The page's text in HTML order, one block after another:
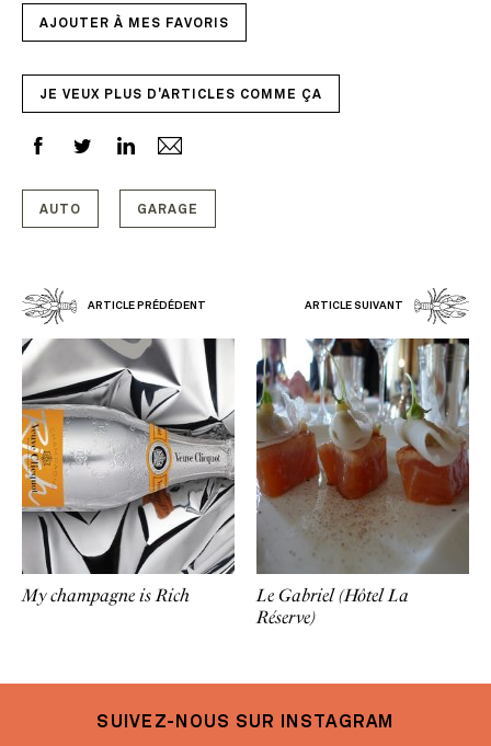
AJOUTER À MES FAVORIS
JE VEUX PLUS D'ARTICLES COMME ÇA
AUTO GARAGE
ARTICLE PRÉDÉDENT ARTICLE SUIVANT
My champagne is Rich
Le Gabriel (Hôtel La
Réserve)
SUIVEZ-NOUS SUR INSTAGRAM